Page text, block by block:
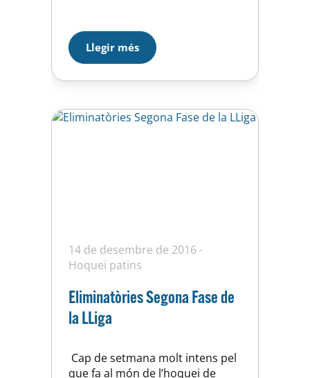
Infantils, Juvenils i Júniors. Aquí la
teniu per si voleu donar-li un cop
d’ull: Copa Federació. Accés a
finals
Llegir més
14 de desembre de 2016
Hoquei patins
Eliminatòries Segona Fase de
la LLiga
Cap de setmana molt intens pel
que fa al món de l’hoquei de